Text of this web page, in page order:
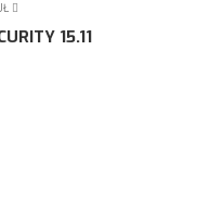
15.11